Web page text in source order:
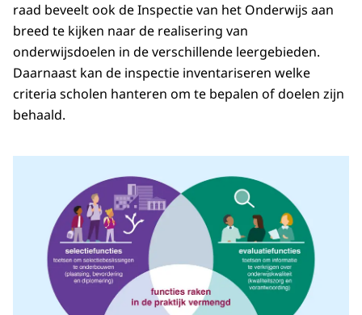
raad beveelt ook de Inspectie van het Onderwijs aan
breed te kijken naar de realisering van
onderwijsdoelen in de verschillende leergebieden.
Daarnaast kan de inspectie inventariseren welke
criteria scholen hanteren om te bepalen of doelen zijn
behaald.